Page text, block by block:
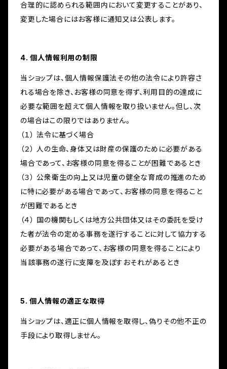
合理的に認められる範囲内において変更することがあり、
変更した場合にはお客様に通知又は公表します。
4. 個人情報利用の制限
当ショップは、個人情報保護法その他の法令により許容さ
れる場合を除き、お客様の同意を得ず、利用目的の達成に
必要な範囲を超えて個人情報を取り扱いません。但し、次
の場合はこの限りではありません。
（１） 法令に基づく場合
（２） 人の生命、身体又は財産の保護のために必要がある
場合であって、お客様の同意を得ることが困難であるとき
（３） 公衆衛生の向上又は児童の健全な育成の推進のため
に特に必要がある場合であって、お客様の同意を得ること
が困難であるとき
（４） 国の機関もしくは地方公共団体又はその委託を受け
た者が法令の定める事務を遂行することに対して協力する
必要がある場合であって、お客様の同意を得ることにより
当該事務の遂行に支障を及ぼすおそれがあるとき
5. 個人情報の適正な取得
当ショップは、適正に個人情報を取得し、偽りその他不正の
手段により取得しません。